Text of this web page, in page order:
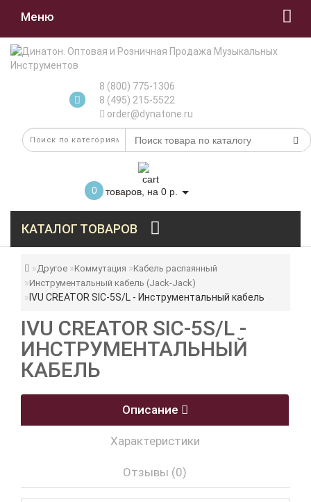
Меню
8 (800) 775-1306
8 (495) 215-5522
order@dynatone.ru
0 товаров, на 0 р.
КАТАЛОГ ТОВАРОВ
Другое Коммутация
Кабель распаянный
Инструментальный кабель (Jack-Jack)
IVU CREATOR SIC-5S/L - Инструментальный кабель
IVU CREATOR SIC-5S/L -
ИНСТРУМЕНТАЛЬНЫЙ
КАБЕЛЬ
Описание
Характеристики
Отзывы (0)